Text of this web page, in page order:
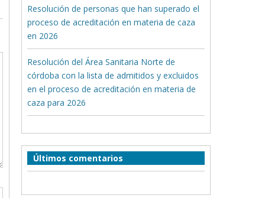
Resolución de personas que han superado el
proceso de acreditación en materia de caza
en 2026
Resolución del Área Sanitaria Norte de
córdoba con la lista de admitidos y excluidos
en el proceso de acreditación en materia de
caza para 2026
Últimos comentarios